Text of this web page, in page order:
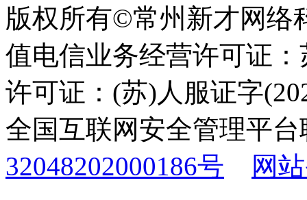
版权所有©常州新才网络
值电信业务经营许可证
许可证：(苏)人服证字
全国互联网安全管理平
32048202000186号
网